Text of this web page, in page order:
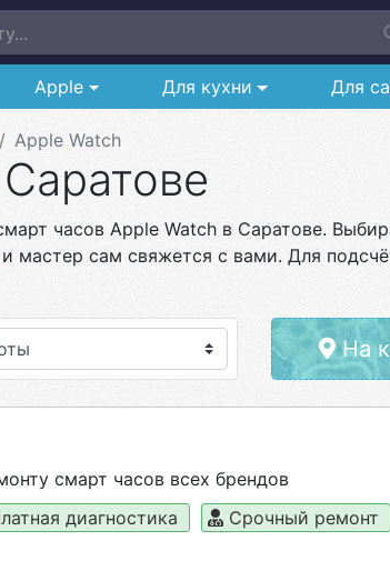
Apple Для кухни Для
Apple Watch
часов Apple Watch в Саратове.
и мастер сам свяжется с вами. Для
На
смарт часов всех брендов
диагностика
Срочный ремонт